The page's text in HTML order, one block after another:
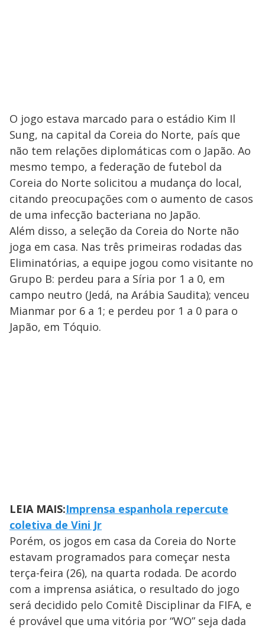
O jogo estava marcado para o estádio Kim Il
Sung, na capital da Coreia do Norte, país que
não tem relações diplomáticas com o Japão. Ao
mesmo tempo, a federação de futebol da
Coreia do Norte solicitou a mudança do local,
citando preocupações com o aumento de casos
de uma infecção bacteriana no Japão.
Além disso, a seleção da Coreia do Norte não
joga em casa. Nas três primeiras rodadas das
Eliminatórias, a equipe jogou como visitante no
Grupo B: perdeu para a Síria por 1 a 0, em
campo neutro (Jedá, na Arábia Saudita); venceu
Mianmar por 6 a 1; e perdeu por 1 a 0 para o
Japão, em Tóquio.
LEIA MAIS:Imprensa espanhola repercute
coletiva de Vini Jr
Porém, os jogos em casa da Coreia do Norte
estavam programados para começar nesta
terça-feira (26), na quarta rodada. De acordo
com a imprensa asiática, o resultado do jogo
será decidido pelo Comitê Disciplinar da FIFA, e
é provável que uma vitória por “WO” seja dada